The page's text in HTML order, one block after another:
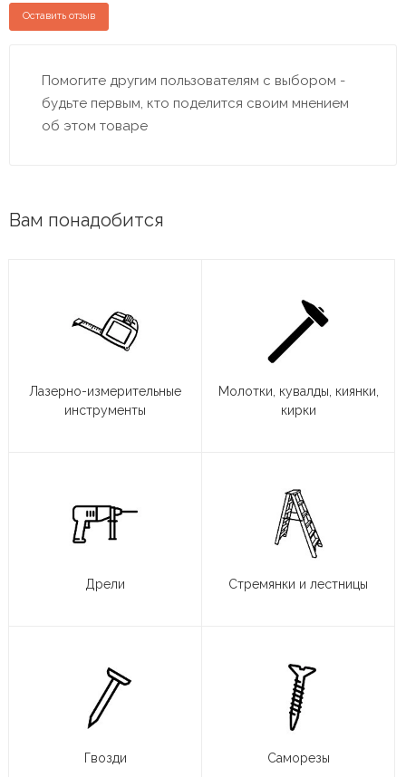
Оставить отзыв
Помогите другим пользователям с выбором -
будьте первым, кто поделится своим мнением
об этом товаре
Вам понадобится
Лазерно-измерительные
инструменты
Молотки, кувалды, киянки,
кирки
Дрели Стремянки и лестницы
Гвозди Саморезы